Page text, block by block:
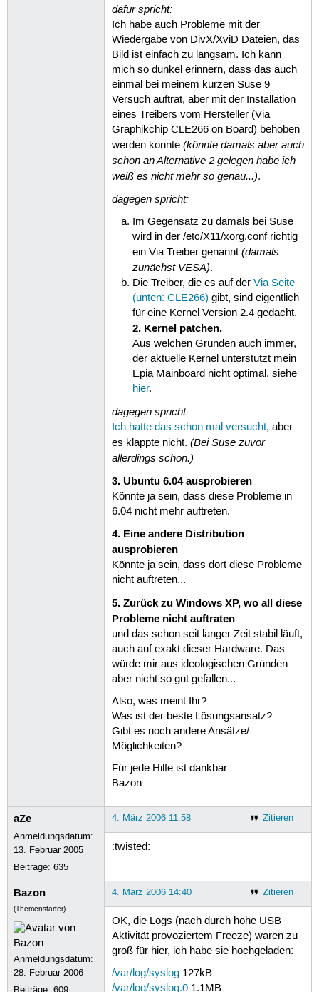
dafür spricht:
Ich habe auch Probleme mit der
Wiedergabe von DivX/XviD Dateien, das
Bild ist einfach zu langsam. Ich kann
mich so dunkel erinnern, dass das auch
einmal bei meinem kurzen Suse 9
Versuch auftrat, aber mit der Installation
eines Treibers vom Hersteller (Via
Graphikchip CLE266 on Board) behoben
werden konnte (könnte damals aber auch
schon an Alternative 2 gelegen habe ich
weiß es nicht mehr so genau...).
dagegen spricht:
Im Gegensatz zu damals bei Suse
wird in der /etc/X11/xorg.conf richtig
ein Via Treiber genannt(damals:
zunächst VESA).
Die Treiber, die es auf derVia Seite
(unten: CLE266) gibt, sind eigentlich
für eine Kernel Version 2.4 gedacht.
2. Kernel patchen.
Aus welchen Gründen auch immer,
der aktuelle Kernel unterstützt mein
Epia Mainboard nicht optimal, siehe
hier.
dagegen spricht:
Ich hatte das schon mal versucht, aber
es klappte nicht. (Bei Suse zuvor
allerdings schon.)
3. Ubuntu 6.04 ausprobieren
Könnte ja sein, dass diese Probleme in
6.04 nicht mehr auftreten.
4. Eine andere Distribution
ausprobieren
Könnte ja sein, dass dort diese Probleme
nicht auftreten...
5. Zurück zu Windows XP, wo all diese
Probleme nicht auftraten
und das schon seit langer Zeit stabil läuft,
auch auf exakt dieser Hardware. Das
würde mir aus ideologischen Gründen
aber nicht so gut gefallen...
Also, was meint Ihr?
Was ist der beste Lösungsansatz?
Gibt es noch andere Ansätze/
Möglichkeiten?
Für jede Hilfe ist dankbar:
Bazon
aZe
Anmeldungsdatum:
13. Februar 2005
Beiträge:635
Zitieren
4. März 2006 11:58
:twisted:
Bazon
(Themenstarter)
Anmeldungsdatum:
28. Februar 2006
Beiträge:609
Zitieren
4. März 2006 14:40
OK, die Logs (nach durch hohe USB
Aktivität provoziertem Freeze) waren zu
groß für hier, ich habe sie hochgeladen:
/var/log/syslog127kB
/var/log/syslog.01.1MB